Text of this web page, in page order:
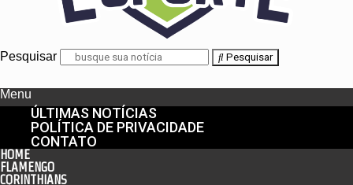
Pesquisar Pesquisar
Menu
ÚLTIMAS NOTÍCIAS
POLÍTICA DE PRIVACIDADE
CONTATO
HOME
FLAMENGO
CORINTHIANS